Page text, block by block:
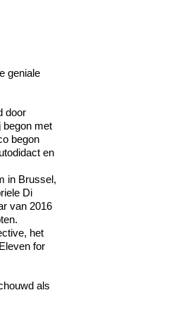
geniale
door
begon met
begon
en
in Brussel,
Di
van 2016
het
for
als